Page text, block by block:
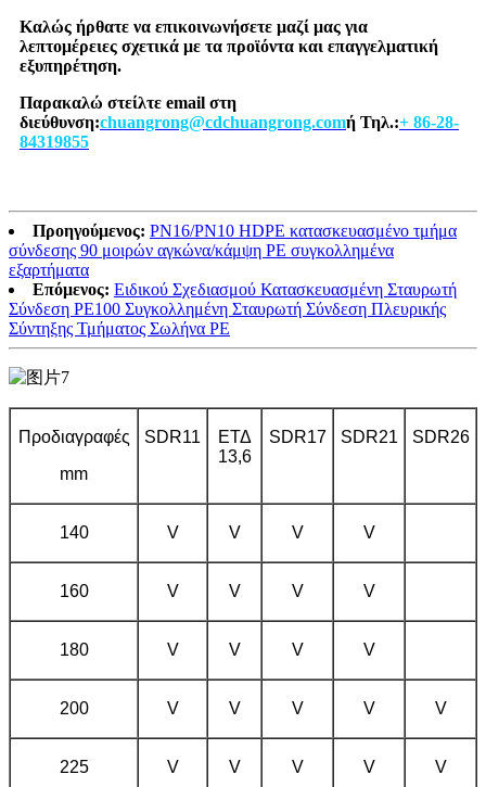
Καλώς ήρθατε να επικοινωνήσετε μαζί μας για
λεπτομέρειες σχετικά με τα προϊόντα και επαγγελματική
εξυπηρέτηση.
Παρακαλώ στείλτε email στη
διεύθυνση:chuangrong@cdchuangrong.comή Τηλ.:+ 86-28-
84319855
Προηγούμενος: PN16/PN10 HDPE κατασκευασμένο τμήμα
σύνδεσης 90 μοιρών αγκώνα/κάμψη PE συγκολλημένα
εξαρτήματα
Επόμενος: Ειδικού Σχεδιασμού Κατασκευασμένη Σταυρωτή
Σύνδεση PE100 Συγκολλημένη Σταυρωτή Σύνδεση Πλευρικής
Σύντηξης Τμήματος Σωλήνα PE
Προδιαγραφές
mm
SDR11
ΕΤΔ
13,6
SDR17 SDR21 SDR26
140 V V V V
160 V V V V
180 V V V V
200 V V V V V
225 V V V V V